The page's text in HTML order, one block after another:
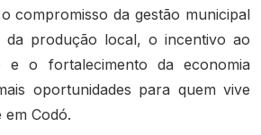
compromisso da gestão municipal
da produção local, o incentivo ao
e o fortalecimento da economia
oportunidades para quem vive
Codó.